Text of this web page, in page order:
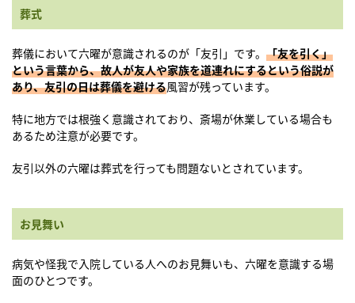
葬式
葬儀において六曜が意識されるのが「友引」です。 「友を引く」
という言葉から、故人が友人や家族を道連れにするという俗説が
あり、友引の日は葬儀を避ける風習が残っています。
特に地方では根強く意識されており、斎場が休業している場合も
あるため注意が必要です。
友引以外の六曜は葬式を行っても問題ないとされています。
お見舞い
病気や怪我で入院している人へのお見舞いも、六曜を意識する場
面のひとつです。